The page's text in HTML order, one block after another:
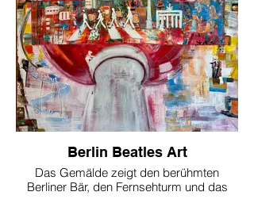
Berlin Beatles Art
Das Gemälde zeigt den berühmten
Berliner Bär, den Fernsehturm und das